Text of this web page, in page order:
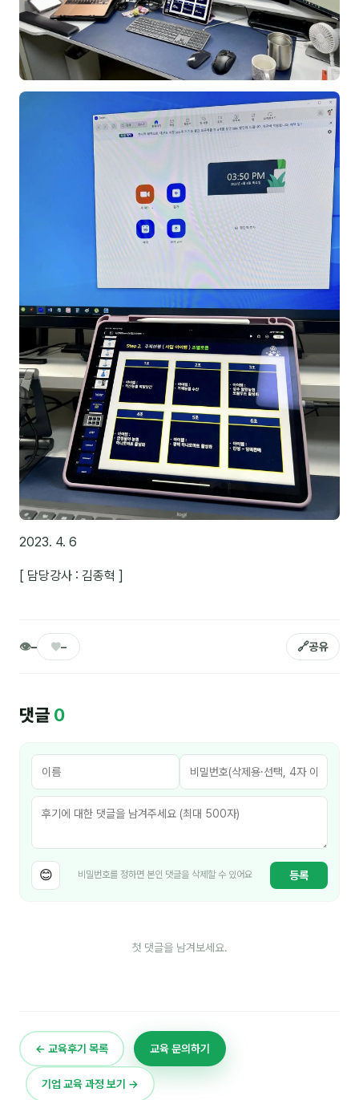
김종무
김지혜
윤석현
은종성
이상미
이미루
이옥겸
이인우
임아라
전승빈
정일영
조은아
최지혜
후기
대면교육 후기
담당자·교육생 피드백
고객사 레퍼런스
전체 도구
미팅·보고
제안·영업
2023. 4. 6
[ 담당강사 : 김종혁 ]
👁– ♥– 🔗공유
댓글 0
😊 비밀번호를 정하면 본인 댓글을 삭제할 수 있어요 등록
첫 댓글을 남겨보세요.
← 교육후기 목록 교육 문의하기
기업 교육 과정 보기 →